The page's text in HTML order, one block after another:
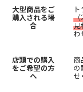
大型商品をご
購入される場
合
（
見
わ
店頭での購入
をご希望の方
へ
商
の
せ